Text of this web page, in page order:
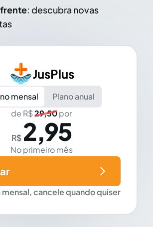
: descubra novas
JusPlus
mensal
Plano anual
de R$29,50por
R$ 2,95
No primeiro mês
cancele quando quiser